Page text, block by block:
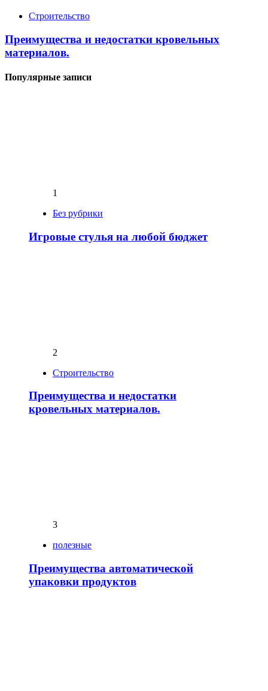
Строительство
Преимущества и недостатки кровельных
материалов.
Популярные записи
1
Без рубрики
Игровые стулья на любой бюджет
2
Строительство
Преимущества и недостатки
кровельных материалов.
3
полезные
Преимущества автоматической
упаковки продуктов